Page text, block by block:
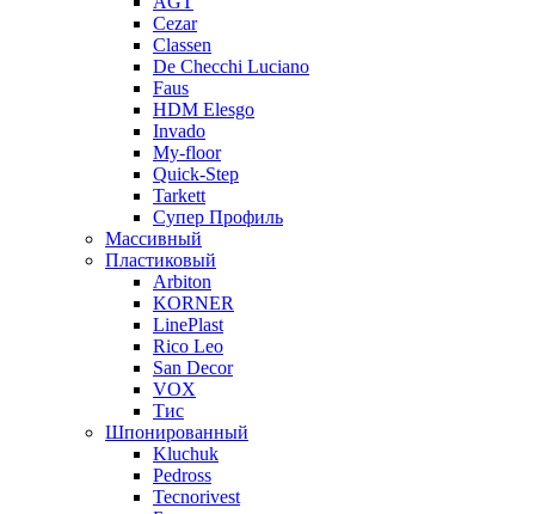
Cezar
Classen
De Checchi Luciano
Faus
HDM Elesgo
Invado
My-floor
Quick-Step
Tarkett
Супер Профиль
Массивный
Пластиковый
Arbiton
KORNER
LinePlast
Rico Leo
San Decor
VOX
Тис
Шпонированный
Kluchuk
Pedross
Tecnorivest